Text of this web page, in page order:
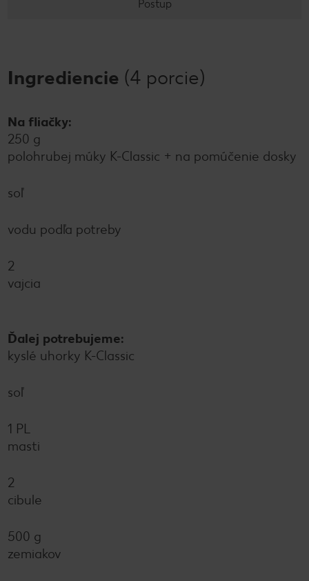
Postup
Ingrediencie (4 porcie)
Na fliačky:
250 g
polohrubej múky K-Classic + na pomúčenie dosky
soľ
vodu podľa potreby
2
vajcia
Ďalej potrebujeme:
kyslé uhorky K-Classic
soľ
1 PL
masti
2
cibule
500 g
zemiakov